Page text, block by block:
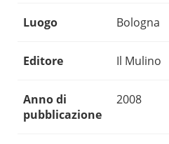
Luogo Bologna
Editore Il Mulino
Anno di
pubblicazione
2008